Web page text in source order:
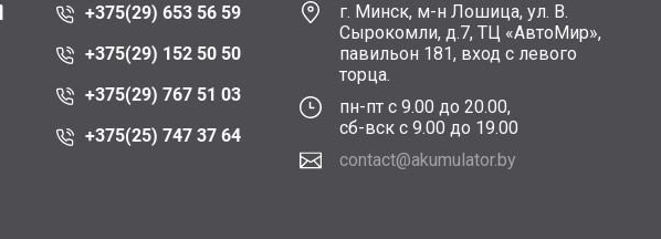
+375(29) 653 56 59
+375(29) 152 50 50
+375(29) 767 51 03
+375(25) 747 37 64
г. Минск, м-н Лошица, ул. В.
Сырокомли, д.7, ТЦ «АвтоМир»,
павильон 181, вход с левого
торца.
пн-пт с 9.00 до 20.00,
сб-вск с 9.00 до 19.00
contact@akumulator.by